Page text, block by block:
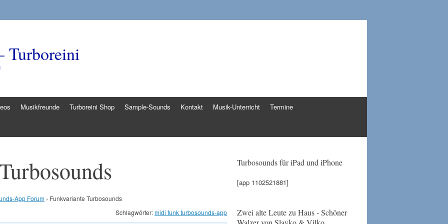
Turboreini
Musikfreunde Turboreini Shop Sample-Sounds Kontakt Musik-Unterricht Termine
App Forum › Funkvariante Turbosounds
Schlagwörter:midi funk turbosounds-app
Turbosounds für iPad und iPhone
[app 1102521881]
Zwei alte Leute zu Haus - Schöner